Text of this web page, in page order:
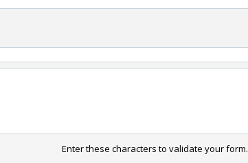
Enter these characters to validate your form.